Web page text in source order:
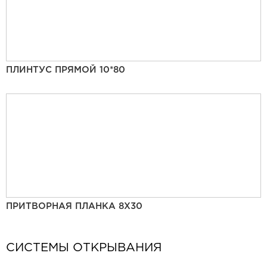
ПЛИНТУС ПРЯМОЙ 10*80
ПРИТВОРНАЯ ПЛАНКА 8Х30
СИСТЕМЫ ОТКРЫВАНИЯ